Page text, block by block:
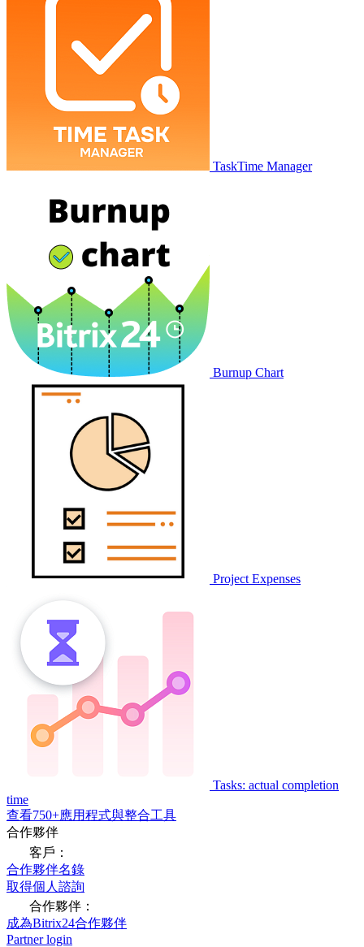
TaskTime Manager
Burnup Chart
Project Expenses
Tasks: actual completion
time
查看750+應用程式與整合工具
合作夥伴
客戶：
合作夥伴名錄
取得個人諮詢
合作夥伴：
成為Bitrix24合作夥伴
Partner login